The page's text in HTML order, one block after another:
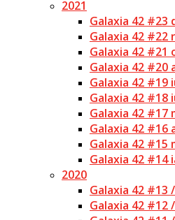
2021
Galaxia 42 #23
Galaxia 42 #22
Galaxia 42 #21
Galaxia 42
Galaxia 42 #19
Galaxia 42 #18
Galaxia 42 #17
Galaxia 42 #16
Galaxia 42 #15
Galaxia 42
2020
Galaxia 42 #13
Galaxia 42 #12